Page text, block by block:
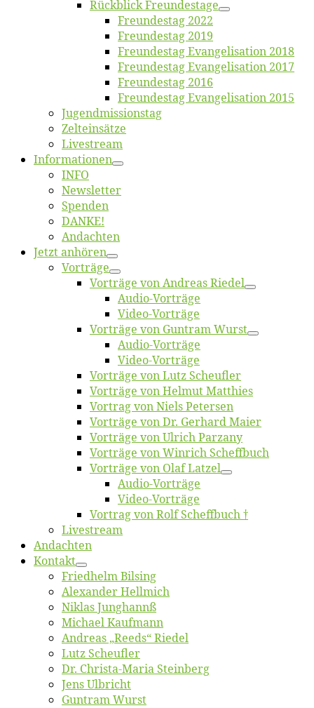
Rück­blick Freundestage
Freun­des­tag 2022
Freun­des­tag 2019
Freun­des­tag Evan­ge­li­sa­ti­on 2018
Freun­des­tag Evan­ge­li­sa­ti­on 2017
Freun­des­tag 2016
Freun­des­tag Evan­ge­li­sa­ti­on 2015
Jugend­mis­sions­tag
Zelt­ein­sät­ze
Live­stream
Informatio­nen
INFO
News­let­ter
Spen­den
DANKE!
An­dach­ten
Jetzt an­hö­ren
Vor­trä­ge
Vor­trä­ge von An­dre­as Riedel
Au­dio-Vor­trä­ge
Vi­deo-Vor­trä­ge
Vor­trä­ge von Gun­tram Wurst
Au­dio-Vor­trä­ge
Vi­deo-Vor­trä­ge
Vor­trä­ge von Lutz Scheufler
Vor­trä­ge von Hel­mut Matthies
Vor­trag von Niels Petersen
Vor­trä­ge von Dr. Ger­hard Maier
Vor­trä­ge von Ul­rich Parzany
Vor­trä­ge von Win­rich Scheffbuch
Vor­trä­ge von Olaf Latzel
Au­dio-Vor­trä­ge
Vi­deo-Vor­trä­ge
Vor­trag von Rolf Scheffbuch †
Live­stream
An­dach­ten
Kon­takt
Fried­helm Bilsing
Alex­an­der Hellmich
Ni­klas Junghannß
Mi­cha­el Kaufmann
An­dre­as „Reeds“ Riedel
Lutz Scheuf­ler
Dr. Chris­­ta-Ma­ria Steinberg
Jens Ulb­richt
Gun­tram Wurst